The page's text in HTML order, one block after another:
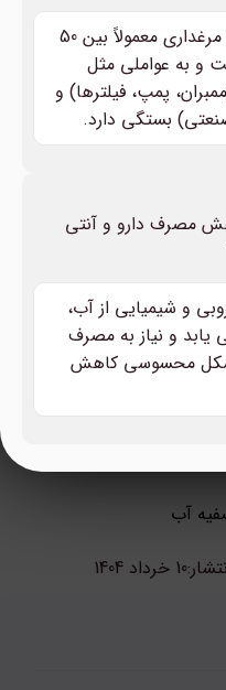
قیمت دستگاه های تصفیه آب مرغداری معمولاً بین 50
است و به عواملی مثل
پمپ، فیلترها) و
بستگی دارد.
مصرف دارو و آنتی
و شیمیایی از آب،
یابد و نیاز به مصرف
شکل محسوسی کاهش
آب
10 خرداد 1404